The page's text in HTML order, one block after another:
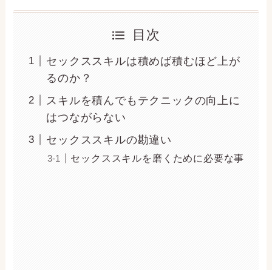
目次
セックススキルは積めば積むほど上が
るのか？
スキルを積んでもテクニックの向上に
はつながらない
セックススキルの勘違い
セックススキルを磨くために必要な事